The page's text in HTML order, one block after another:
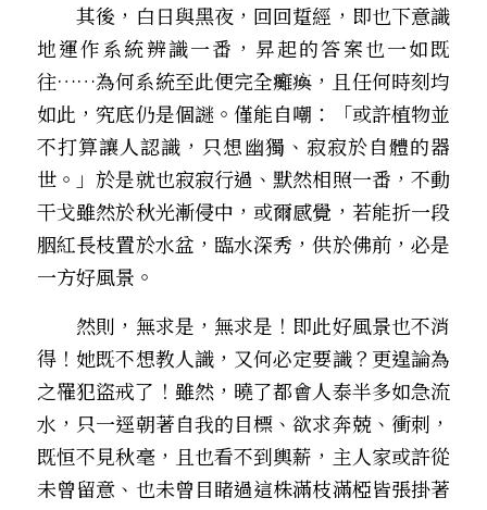
其後，白日與黑夜，回回踅經，即也下意識
地運作系統辨識一番，昇起的答案也一如既
往……為何系統至此便完全癱瘓，且任何時刻均
如此，究底仍是個謎。僅能自嘲：「或許植物並
不打算讓人認識，只想幽獨、寂寂於自體的器
世。」――於是就也寂寂行過、默然相照一番，不動
干戈――雖然於秋光漸侵中，或爾感覺，若能折一段
胭紅長枝置於水盆，臨水深秀，供於佛前，必是
一方好風景。
然則，無求是，無求是！即此好風景也不消
得！――她既不想教人識，又何必定要識？更遑論為
之罹犯盜戒了！――雖然，曉了都會人泰半多如急流
水，只一逕朝著自我的目標、欲求奔兢、衝刺，
既恒不見秋毫，且也看不到輿薪，主人家或許從
未曾留意、也未曾目睹過這株滿枝滿椏皆張掛著